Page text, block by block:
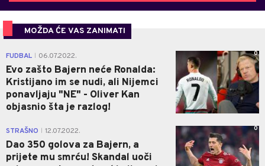
MOŽDA ĆE VAS ZANIMATI
FUDBAL 06.07.2022.
Evo zašto Bajern neće Ronalda:
Kristijano im se nudi, ali Nijemci
ponavljaju "NE" - Oliver Kan
objasnio šta je razlog!
0
STRAŠNO 12.07.2022.
Dao 350 golova za Bajern, a
prijete mu smrću! Skandal uoči
0